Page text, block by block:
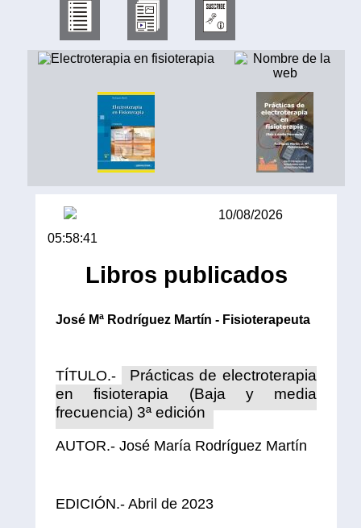
10/08/2026
05:58:41
Libros publicados
José Mª Rodríguez Martín - Fisioterapeuta
TÍTULO.-
Prácticas de electroterapia
en fisioterapia (Baja y media
frecuencia) 3ª edición
AUTOR.- José María Rodríguez Martín
EDICIÓN.- Abril de 2023